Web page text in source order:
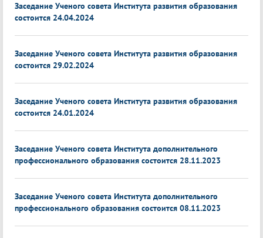
Заседание Ученого совета Института развития образования
состоится 24.04.2024
Заседание Ученого совета Института развития образования
состоится 29.02.2024
Заседание Ученого совета Института развития образования
состоится 24.01.2024
Заседание Ученого совета Института дополнительного
профессионального образования состоится 28.11.2023
Заседание Ученого совета Института дополнительного
профессионального образования состоится 08.11.2023